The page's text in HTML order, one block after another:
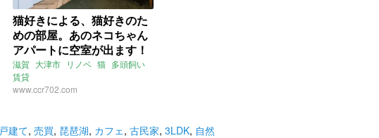
猫好きによる、猫好きのた
めの部屋。あのネコちゃん
アパートに空室が出ます！
(滋賀県大津市26㎡の賃貸物
件)
滋賀 大津市 リノベ 猫 多頭飼い
賃貸
www.ccr702.com
戸建て, 売買, 琵琶湖, カフェ , 古民家, 3LDK, 自然